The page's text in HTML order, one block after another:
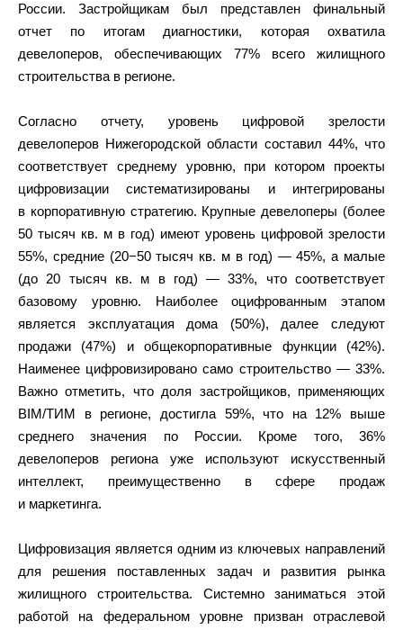
России. Застройщикам был представлен финальный
отчет по итогам диагностики, которая охватила
девелоперов, обеспечивающих 77% всего жилищного
строительства в регионе.
Согласно отчету, уровень цифровой зрелости
девелоперов Нижегородской области составил 44%, что
соответствует среднему уровню, при котором проекты
цифровизации систематизированы и интегрированы
в корпоративную стратегию. Крупные девелоперы (более
50 тысяч кв. м в год) имеют уровень цифровой зрелости
55%, средние (20−50 тысяч кв. м в год) — 45%, а малые
(до 20 тысяч кв. м в год) — 33%, что соответствует
базовому уровню. Наиболее оцифрованным этапом
является эксплуатация дома (50%), далее следуют
продажи (47%) и общекорпоративные функции (42%).
Наименее цифровизировано само строительство — 33%.
Важно отметить, что доля застройщиков, применяющих
BIM/ТИМ в регионе, достигла 59%, что на 12% выше
среднего значения по России. Кроме того, 36%
девелоперов региона уже используют искусственный
интеллект, преимущественно в сфере продаж
и маркетинга.
Цифровизация является одним из ключевых направлений
для решения поставленных задач и развития рынка
жилищного строительства. Системно заниматься этой
работой на федеральном уровне призван отраслевой